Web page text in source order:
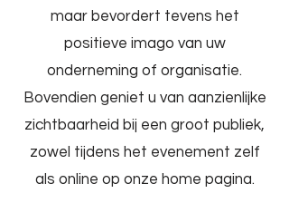
maar bevordert tevens het
positieve imago van uw
onderneming of organisatie.
Bovendien geniet u van aanzienlijke
zichtbaarheid bij een groot publiek,
zowel tijdens het evenement zelf
als online op onze home pagina.